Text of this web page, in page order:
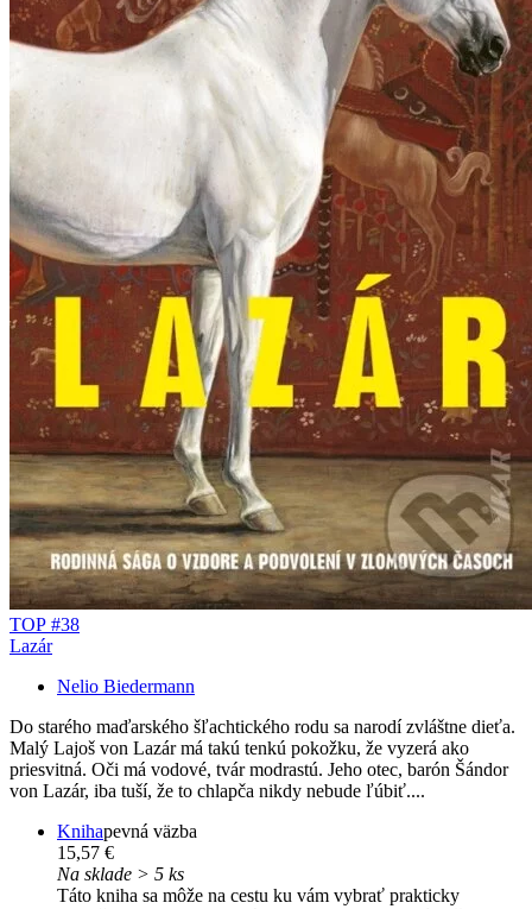
TOP #38
Lazár
Nelio Biedermann
Do starého maďarského šľachtického rodu sa narodí zvláštne dieťa.
Malý Lajoš von Lazár má takú tenkú pokožku, že vyzerá ako
priesvitná. Oči má vodové, tvár modrastú. Jeho otec, barón Šándor
von Lazár, iba tuší, že to chlapča nikdy nebude ľúbiť....
Knihapevná väzba
15,57 €
Na sklade > 5 ks
Táto kniha sa môže na cestu ku vám vybrať prakticky